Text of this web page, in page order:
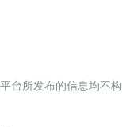
台所发布的信息均不